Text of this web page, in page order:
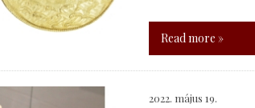
Read more »
2022. május 19.